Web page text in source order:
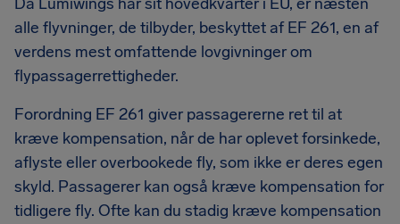
alle flyvninger, de tilbyder, beskyttet af EF 261, en af
verdens mest omfattende lovgivninger om
flypassagerrettigheder.
Forordning EF 261 giver passagererne ret til at
kræve kompensation, når de har oplevet forsinkede,
aflyste eller overbookede fly, som ikke er deres egen
skyld. Passagerer kan også kræve kompensation for
tidligere fly. Ofte kan du stadig kræve kompensation